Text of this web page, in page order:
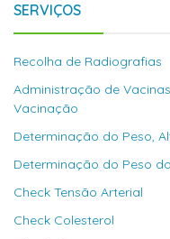
SERVIÇOS
Recolha de Radiografias
Administração de
Vacinação
Determinação do Peso,
Determinação do Peso
Check Tensão Arterial
Check Colesterol